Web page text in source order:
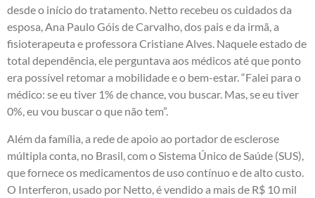
desde o início do tratamento. Netto recebeu os cuidados da
esposa, Ana Paulo Góis de Carvalho, dos pais e da irmã, a
fisioterapeuta e professora Cristiane Alves. Naquele estado de
total dependência, ele perguntava aos médicos até que ponto
era possível retomar a mobilidade e o bem-estar. “Falei para o
médico: se eu tiver 1% de chance, vou buscar. Mas, se eu tiver
0%, eu vou buscar o que não tem”.
Além da família, a rede de apoio ao portador de esclerose
múltipla conta, no Brasil, com o Sistema Único de Saúde (SUS),
que fornece os medicamentos de uso contínuo e de alto custo.
O Interferon, usado por Netto, é vendido a mais de R$ 10 mil